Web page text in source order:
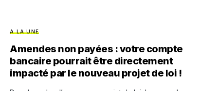
A LA UNE
Amendes non payées : votre compte
bancaire pourrait être directement
impacté par le nouveau projet de loi !